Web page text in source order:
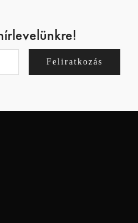
Feliratkozás